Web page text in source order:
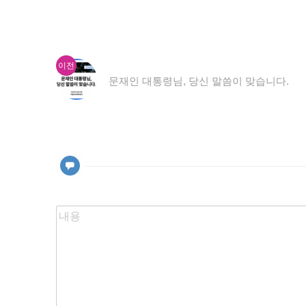
글
내
이
이전
이
전
글:
문재인 대통령님, 당신 말씀이 맞습니다.